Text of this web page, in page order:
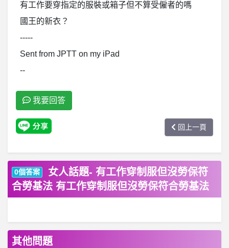
有工作要穿指定的服裝或箱子但不算受僱者的嗎
國王的新衣？
-----
Sent from JPTT on my iPad
--
我要回答
回上一頁
0個答案
女人話題- 有工作穿制服但沒勞保符
合勞基法 有工作穿制服但沒勞保符合勞基法
其他問題